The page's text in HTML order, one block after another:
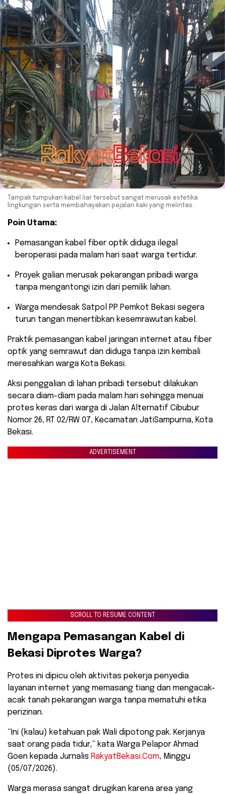
Tampak tumpukan kabel liar tersebut sangat merusak estetika
lingkungan serta membahayakan pejalan kaki yang melintas.
Poin Utama:
​Pemasangan kabel fiber optik diduga ilegal
beroperasi pada malam hari saat warga tertidur.
​Proyek galian merusak pekarangan pribadi warga
tanpa mengantongi izin dari pemilik lahan.
​Warga mendesak Satpol PP Pemkot Bekasi segera
turun tangan menertibkan kesemrawutan kabel.
​Praktik pemasangan kabel jaringan internet atau fiber
optik yang semrawut dan diduga tanpa izin kembali
meresahkan warga Kota Bekasi.
Aksi penggalian di lahan pribadi tersebut dilakukan
secara diam-diam pada malam hari sehingga menuai
protes keras dari warga di Jalan Alternatif Cibubur
Nomor 26, RT 02/RW 07, Kecamatan JatiSampurna, Kota
Bekasi.
ADVERTISEMENT
SCROLL TO RESUME CONTENT
​Mengapa Pemasangan Kabel di
Bekasi Diprotes Warga?
​Protes ini dipicu oleh aktivitas pekerja penyedia
layanan internet yang memasang tiang dan mengacak-
acak tanah pekarangan warga tanpa mematuhi etika
perizinan.
​”Ini (kalau) ketahuan pak Wali dipotong pak. Kerjanya
saat orang pada tidur,” kata Warga Pelapor Ahmad
Goen kepada Jurnalis RakyatBekasi.Com, Minggu
(05/07/2026).
​Warga merasa sangat dirugikan karena area yang